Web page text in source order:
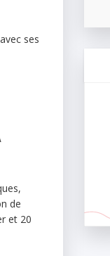
ses
de
et 20